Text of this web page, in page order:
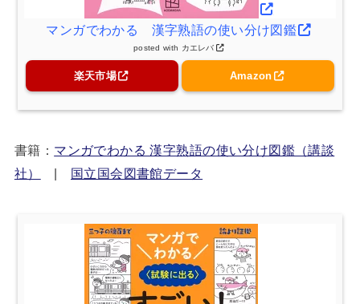
マンガでわかる 漢字熟語の使い分け図鑑
posted with カエレバ
楽天市場 Amazon
書籍： マンガでわかる 漢字熟語の使い分け図鑑（講談
社）
国立国会図書館データ